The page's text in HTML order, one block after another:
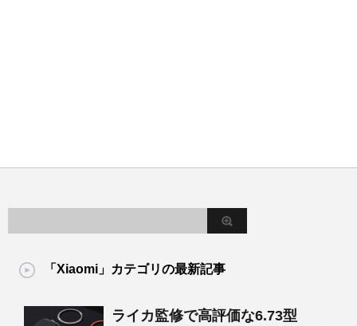
「Xiaomi」カテゴリの最新記事
ライカ監修で高評価な6.73型